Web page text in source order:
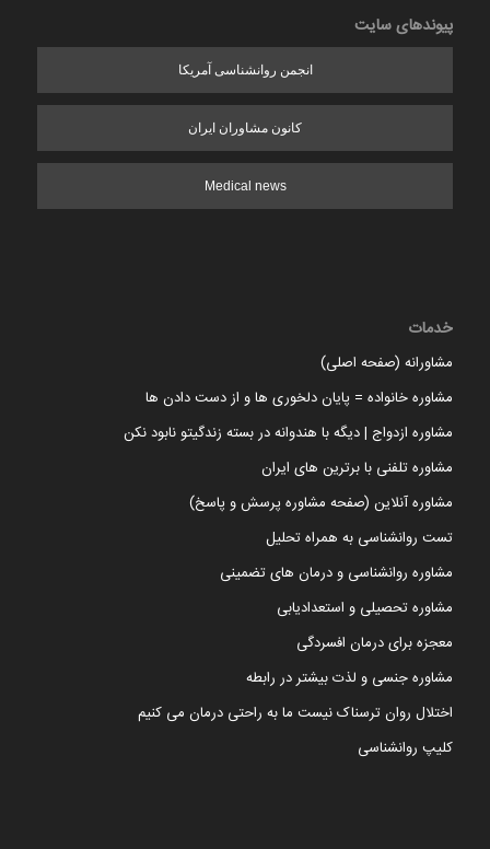
پیوندهای سایت
انجمن روانشناسی آمریکا
کانون مشاوران ایران
Medical news
خدمات
مشاورانه (صفحه اصلی)
مشاوره خانواده = پایان دلخوری ها و از دست دادن ها
مشاوره ازدواج | دیگه با هندوانه در بسته زندگیتو نابود نکن
مشاوره تلفنی با برترین های ایران
مشاوره آنلاین (صفحه مشاوره پرسش و پاسخ)
تست روانشناسی به همراه تحلیل
مشاوره روانشناسی و درمان های تضمینی
مشاوره تحصیلی و استعدادیابی
معجزه برای درمان افسردگی
مشاوره جنسی و لذت بیشتر در رابطه
اختلال روان ترسناک نیست ما به راحتی درمان می کنیم
کلیپ روانشناسی